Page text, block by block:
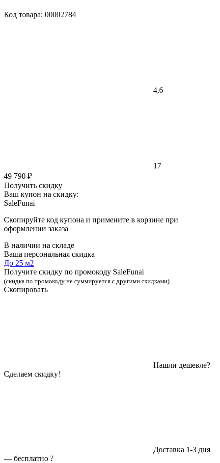
Код товара: 00002784
4,6
17
49 790 ₽
Получить скидку
Ваш купон на скидку:
SaleFunai
Скопируйте код купона и примените в корзине при
оформлении заказа
В наличии на складе
Ваша персональная скидка
До 25 м2
Получите скидку по промокоду SaleFunai
(скидка по промокоду не суммируется с другими скидками)
Скопировать
Нашли дешевле?
Сделаем скидку!
Доставка 1-3 дня
— бесплатно ?